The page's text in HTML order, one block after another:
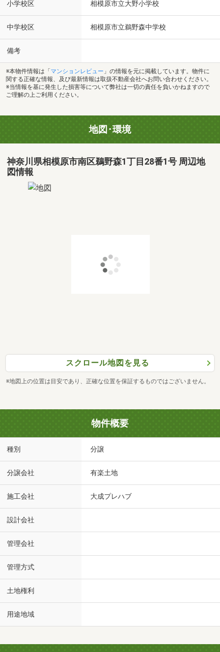
小学校区 相模原市立大野小学校
中学校区 相模原市立鵜野森中学校
備考
※本物件情報は「 マンションレビュー 」の情報を元に掲載しています。物件に
関する正確な情報、及び最新情報は取扱不動産会社へお問い合わせください。
※当情報を基に発生した損害等について弊社は一切の責任を負いかねますので
ご理解の上ご利用ください。
地図･環境
神奈川県相模原市南区鵜野森1丁目28番1号 周辺地
図情報
スクロール地図を見る
※地図上の位置は目安であり、正確な位置を保証するものではございません。
物件概要
種別 分譲
分譲会社 有楽土地
施工会社 大成プレハブ
設計会社
管理会社
管理方式
土地権利
用途地域